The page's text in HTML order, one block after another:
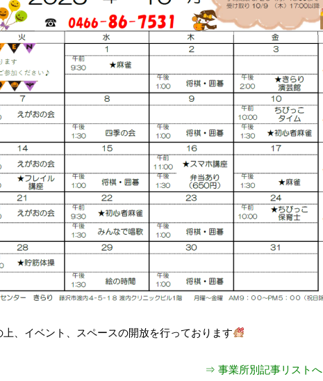
、イベント、スペースの開放を行っております
⇒ 事業所別記事リストへ